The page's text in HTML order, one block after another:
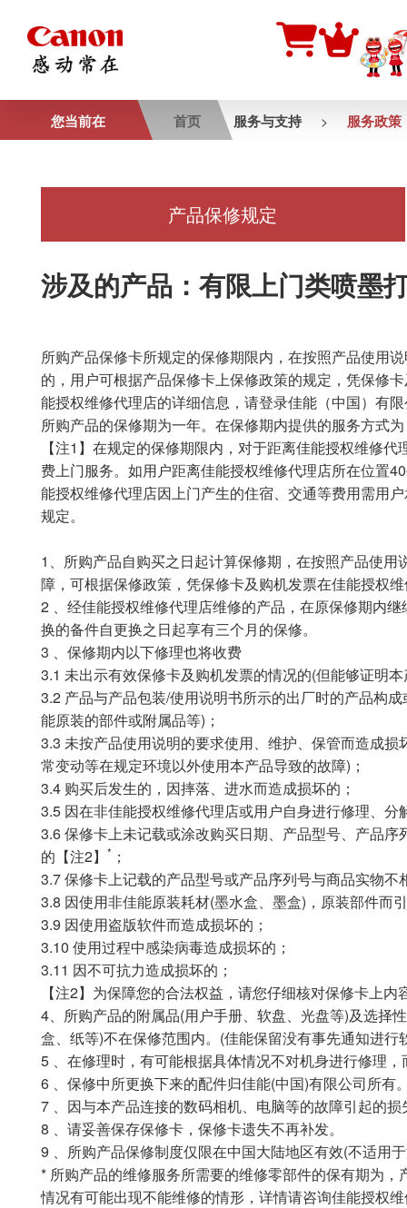
您当前在 首页 服务与支持 > 服务政策
产品保修规定
涉及的产品：有限上门类喷墨
所购产品保修卡所规定的保修期限内，在按照产品使用
的，用户可根据产品保修卡上保修政策的规定，凭保修
能授权维修代理店的详细信息，请登录佳能（中国）有
所购产品的保修期为一年。在保修期内提供的服务方式
【注1】在规定的保修期限内，对于距离佳能授权维修
费上门服务。如用户距离佳能授权维修代理店所在位置
能授权维修代理店因上门产生的住宿、交通等费用需用
规定。
1、所购产品自购买之日起计算保修期，在按照产品使
障，可根据保修政策，凭保修卡及购机发票在佳能授权
2 、经佳能授权维修代理店维修的产品，在原保修期内
换的备件自更换之日起享有三个月的保修。
3 、保修期内以下修理也将收费
3.1 未出示有效保修卡及购机发票的情况的(但能够证明
3.2 产品与产品包装/使用说明书所示的出厂时的产品构
能原装的部件或附属品等)；
3.3 未按产品使用说明的要求使用、维护、保管而造成
常变动等在规定环境以外使用本产品导致的故障)；
3.4 购买后发生的，因摔落、进水而造成损坏的；
3.5 因在非佳能授权维修代理店或用户自身进行修理、分
3.6 保修卡上未记载或涂改购买日期、产品型号、产品
的【注2】 * ；
3.7 保修卡上记载的产品型号或产品序列号与商品实物不
3.8 因使用非佳能原装耗材(墨水盒、墨盒)，原装部件而
3.9 因使用盗版软件而造成损坏的；
3.10 使用过程中感染病毒造成损坏的；
3.11 因不可抗力造成损坏的；
【注2】为保障您的合法权益，请您仔细核对保修卡上内
4、所购产品的附属品(用户手册、软盘、光盘等)及选择
盒、纸等)不在保修范围内。(佳能保留没有事先通知进
5 、在修理时，有可能根据具体情况不对机身进行修理
6 、保修中所更换下来的配件归佳能(中国)有限公司所有
7 、因与本产品连接的数码相机、电脑等的故障引起的
8 、请妥善保存保修卡，保修卡遗失不再补发。
9 、所购产品保修制度仅限在中国大陆地区有效(不适用
* 所购产品的维修服务所需要的维修零部件的保有期为
情况有可能出现不能维修的情形，详情请咨询佳能授权